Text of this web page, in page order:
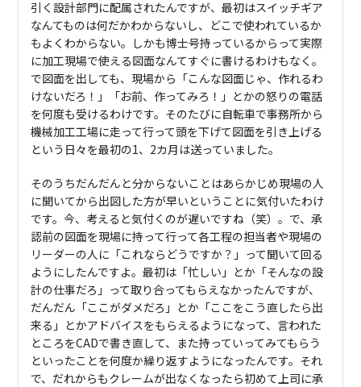
引く設計部門に配属されたんですが、最初はスイッチギア
なんてものは何だかわからないし、どこで使われているか
もよくわからない。しかも博士号持っているからって実際
に加工現場で使える図面なんてすぐに書けるわけもなく。
で図面を出しても、現場から「こんな図面じゃ、作れるわ
けないだろ！」「お前、作ってみろ！」とかの怒りの電話
を何度も受けるわけです。そのたびに自転車で事務所から
機械加工工場に走って行って頭を下げて図面を引き上げる
という日々を最初の1、2カ月は送っていました。
そのうちだんだんと分からないことはあらかじめ現場の人
に聞いてから出図した方が早いということに気付いたわけ
です。今、考えると気付くのが遅いですね（笑）。で、承
認前の図面を現場に持って行って各工程の担当者や現場の
リーダーの人に「これならどうですか？」って聞いて回る
ようにしたんですよ。最初は「忙しい」とか「そんなの設
計の仕事だろ」って取り合ってもらえなかったんですが、
だんだん「ここがダメだろ」とか「ここをこう直したら出
来る」とかアドバイスをもらえるようになって、言われた
ところをCADで書き直して、また持っていってみてもらう
といったことを何度か繰り返すようになったんです。それ
で、だれからもクレームが出なくなったら初めて上司に承